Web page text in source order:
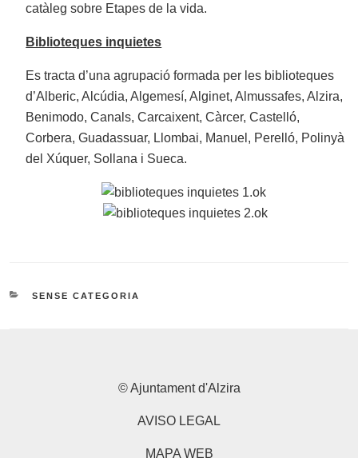
catàleg sobre Etapes de la vida.
Biblioteques inquietes
Es tracta d’una agrupació formada per les biblioteques
d’Alberic, Alcúdia, Algemesí, Alginet, Almussafes, Alzira,
Benimodo, Canals, Carcaixent, Càrcer, Castelló,
Corbera, Guadassuar, Llombai, Manuel, Perelló, Polinyà
del Xúquer, Sollana i Sueca.
CATEGORIES
SENSE CATEGORIA
© Ajuntament d'Alzira
AVISO LEGAL
MAPA WEB